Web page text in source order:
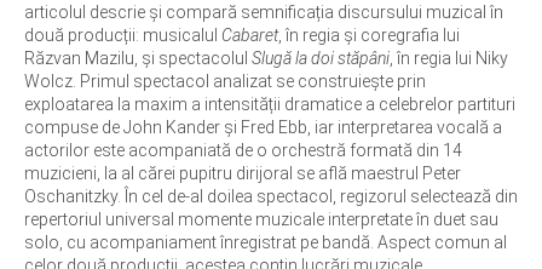
articolul descrie și compară semnificația discursului muzical în
două producții: musicalul Cabaret, în regia și coregrafia lui
Răzvan Mazilu, și spectacolul Slugă la doi stăpâni , în regia lui Niky
Wolcz. Primul spectacol analizat se construiește prin
exploatarea la maxim a intensității dramatice a celebrelor partituri
compuse de John Kander și Fred Ebb, iar interpretarea vocală a
actorilor este acompaniată de o orchestră formată din 14
muzicieni, la al cărei pupitru dirijoral se află maestrul Peter
Oschanitzky. În cel de-al doilea spectacol, regizorul selectează din
repertoriul universal momente muzicale interpretate în duet sau
solo, cu acompaniament înregistrat pe bandă. Aspect comun al